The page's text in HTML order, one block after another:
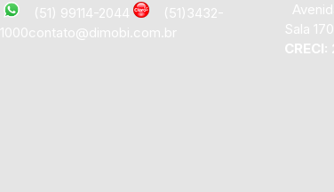
(51) 99114-2044
(51)3432-
1000contato@dimobi.com.br
Sala